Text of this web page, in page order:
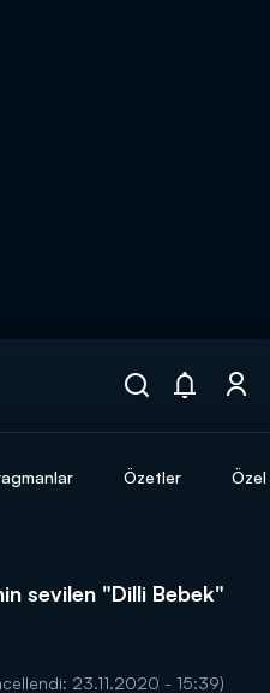
Özetler
sevilen "Dilli Bebek"
23.11.2020 - 15:39)